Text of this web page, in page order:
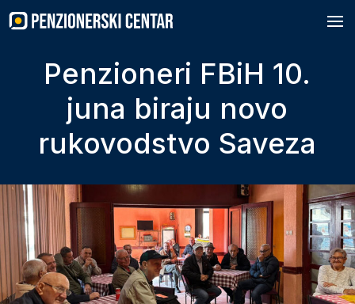
to
content
Penzioneri FBiH 10.
juna biraju novo
rukovodstvo Saveza